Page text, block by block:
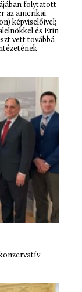
folytatott
az amerikai
képviselőivel;
és Erin
vett továbbá